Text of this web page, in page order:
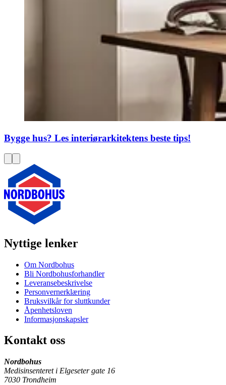
Bygge hus? Les interiørarkitektens beste tips!
Nyttige lenker
Om Nordbohus
Bli Nordbohusforhandler
Leveransebeskrivelse
Personvernerklæring
Bruksvilkår for sluttkunder
Åpenhetsloven
Informasjonskapsler
Kontakt oss
Nordbohus
Medisinsenteret i Elgeseter gate 16
7030 Trondheim